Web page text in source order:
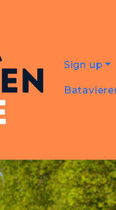
Sign up